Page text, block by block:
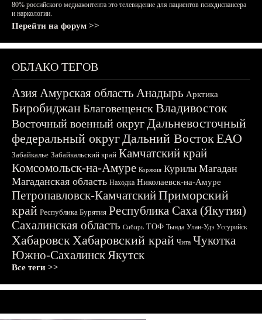
80% российского медиаконтента это телевидение для пациентов психдиспансера
и наркологии.
Перейти на форум >>
ОБЛАКО ТЕГОВ
АзияАмурская область Анадырь Арктика
БиробиджанБлаговещенскВладивосток
Восточный военный округДальневосточный
федеральный округДальний ВостокЕАО
Забайкалье Забайкальский край Камчатский край
Комсомольск-на-Амуре Корякия Курилы Магадан
Магаданская область Находка Николаевск-на-Амуре
Петропавловск-КамчатскийПриморский
край Республика Бурятия Республика Саха (Якутия)
Сахалинская область Сибирь ТОФ Тында Улан-Удэ Уссурийск
ХабаровскХабаровский край Чита Чукотка
Южно-СахалинскЯкутск
Все теги >>